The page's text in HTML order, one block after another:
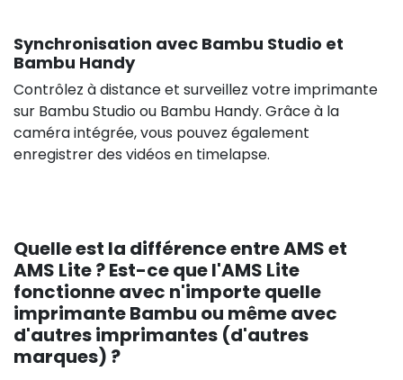
Synchronisation avec Bambu Studio et
Bambu Handy
Contrôlez à distance et surveillez votre imprimante
sur Bambu Studio ou Bambu Handy. Grâce à la
caméra intégrée, vous pouvez également
enregistrer des vidéos en timelapse.
Quelle est la différence entre AMS et
AMS Lite ? Est-ce que l'AMS Lite
fonctionne avec n'importe quelle
imprimante Bambu ou même avec
d'autres imprimantes (d'autres
marques) ?